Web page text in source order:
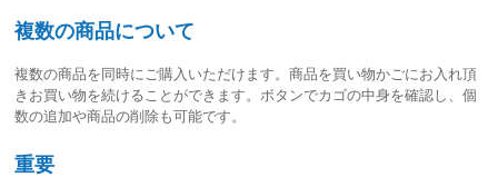
複数の商品について
複数の商品を同時にご購入いただけます。商品を買い物かごにお入れ頂
きお買い物を続けることができます。ボタンでカゴの中身を確認し、個
数の追加や商品の削除も可能です。
重要